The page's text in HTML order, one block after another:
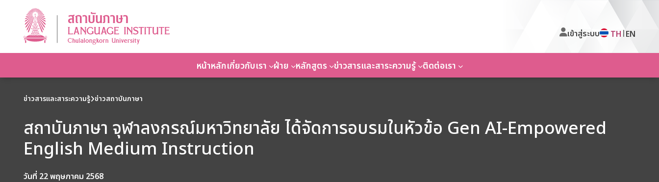
เข้าสู่ระบบ TH | EN
หน้าหลักเกี่ยวกับเรา ฝ่าย หลักสูตร ข่าวสารและสาระความรู้ ติดต่อเรา
ข่าวสารและสาระความรู้ ข่าวสถาบันภาษา
สถาบันภาษา จุฬาลงกรณ์มหาวิทยาลัย ได้จัดการอบรมในหัวข้อ Gen AI-Empowered
English Medium Instruction
วันที่ 22 พฤษภาคม 2568